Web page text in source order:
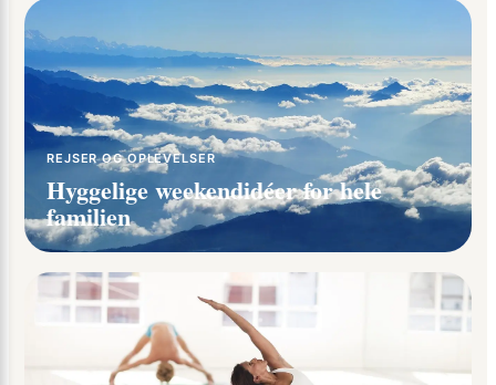
REJSER OG OPLEVELSER
Hyggelige weekendidéer for hele
familien